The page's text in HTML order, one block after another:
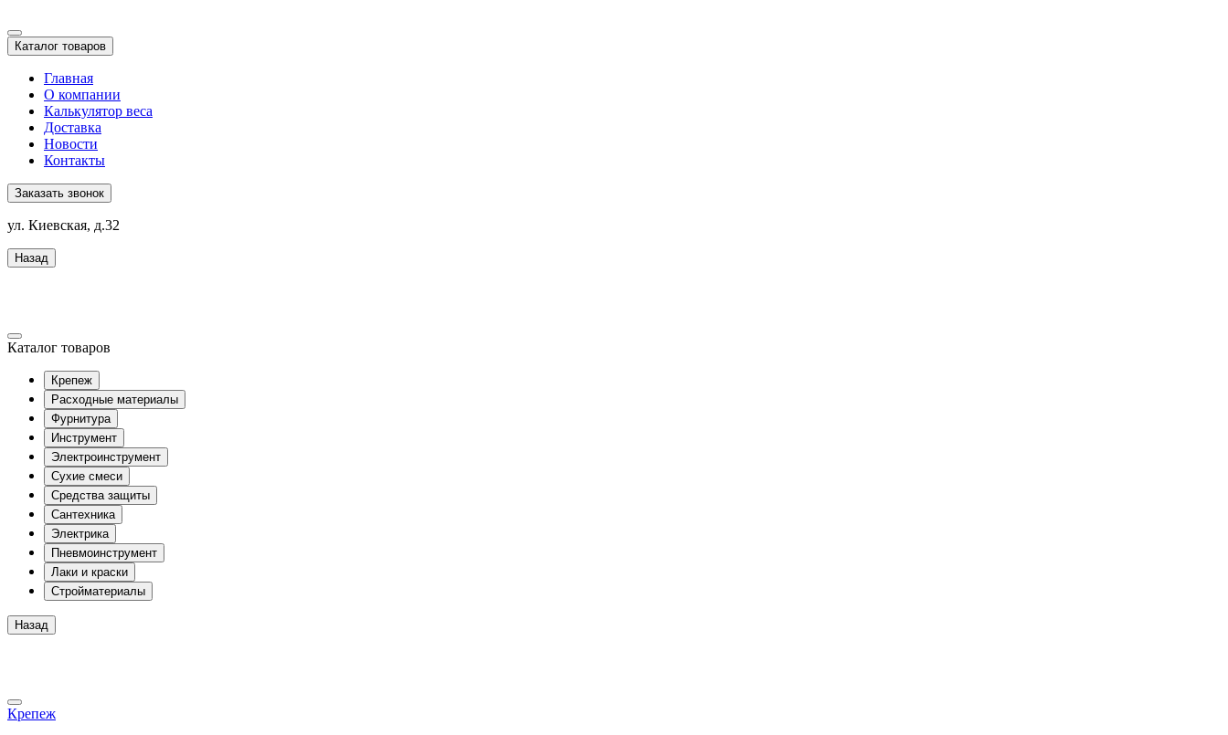
Каталог товаров
Главная
О компании
Калькулятор веса
Доставка
Новости
Контакты
Заказать звонок
ул. Киевская, д.32
Назад
Каталог товаров
Крепеж
Расходные материалы
Фурнитура
Инструмент
Электроинструмент
Сухие смеси
Средства защиты
Сантехника
Электрика
Пневмоинструмент
Лаки и краски
Стройматериалы
Назад
Крепеж